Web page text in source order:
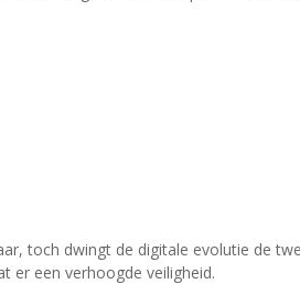
toch dwingt de digitale evolutie de
er een verhoogde veiligheid.